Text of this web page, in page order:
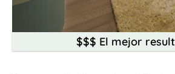
$$$ El mejor